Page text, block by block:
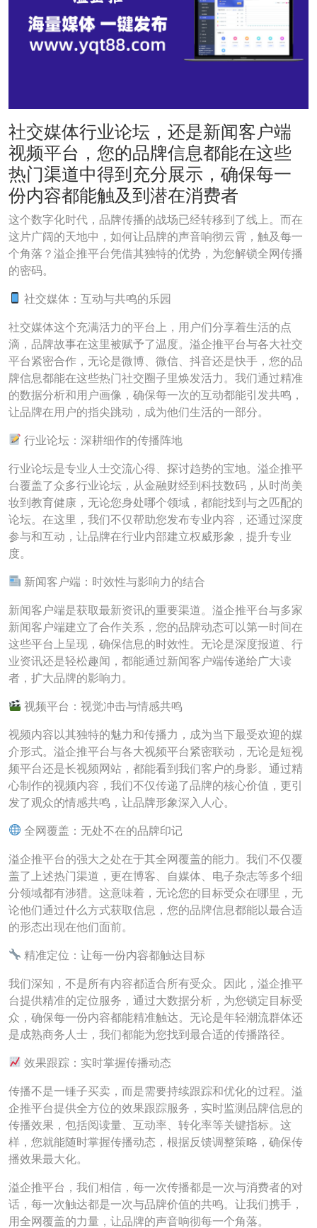
社交媒体行业论坛，还是新闻客户端
视频平台，您的品牌信息都能在这些
热门渠道中得到充分展示，确保每一
份内容都能触及到潜在消费者
这个数字化时代，品牌传播的战场已经转移到了线上。而在
这片广阔的天地中，如何让品牌的声音响彻云霄，触及每一
个角落？溢企推平台凭借其独特的优势，为您解锁全网传播
的密码。
社交媒体：互动与共鸣的乐园
社交媒体这个充满活力的平台上，用户们分享着生活的点
滴，品牌故事在这里被赋予了温度。溢企推平台与各大社交
平台紧密合作，无论是微博、微信、抖音还是快手，您的品
牌信息都能在这些热门社交圈子里焕发活力。我们通过精准
的数据分析和用户画像，确保每一次的互动都能引发共鸣，
让品牌在用户的指尖跳动，成为他们生活的一部分。
行业论坛：深耕细作的传播阵地
行业论坛是专业人士交流心得、探讨趋势的宝地。溢企推平
台覆盖了众多行业论坛，从金融财经到科技数码，从时尚美
妆到教育健康，无论您身处哪个领域，都能找到与之匹配的
论坛。在这里，我们不仅帮助您发布专业内容，还通过深度
参与和互动，让品牌在行业内部建立权威形象，提升专业
度。
新闻客户端：时效性与影响力的结合
新闻客户端是获取最新资讯的重要渠道。溢企推平台与多家
新闻客户端建立了合作关系，您的品牌动态可以第一时间在
这些平台上呈现，确保信息的时效性。无论是深度报道、行
业资讯还是轻松趣闻，都能通过新闻客户端传递给广大读
者，扩大品牌的影响力。
视频平台：视觉冲击与情感共鸣
视频内容以其独特的魅力和传播力，成为当下最受欢迎的媒
介形式。溢企推平台与各大视频平台紧密联动，无论是短视
频平台还是长视频网站，都能看到我们客户的身影。通过精
心制作的视频内容，我们不仅传递了品牌的核心价值，更引
发了观众的情感共鸣，让品牌形象深入人心。
全网覆盖：无处不在的品牌印记
溢企推平台的强大之处在于其全网覆盖的能力。我们不仅覆
盖了上述热门渠道，更在博客、自媒体、电子杂志等多个细
分领域都有涉猎。这意味着，无论您的目标受众在哪里，无
论他们通过什么方式获取信息，您的品牌信息都能以最合适
的形态出现在他们面前。
精准定位：让每一份内容都触达目标
我们深知，不是所有内容都适合所有受众。因此，溢企推平
台提供精准的定位服务，通过大数据分析，为您锁定目标受
众，确保每一份内容都能精准触达。无论是年轻潮流群体还
是成熟商务人士，我们都能为您找到最合适的传播路径。
效果跟踪：实时掌握传播动态
传播不是一锤子买卖，而是需要持续跟踪和优化的过程。溢
企推平台提供全方位的效果跟踪服务，实时监测品牌信息的
传播效果，包括阅读量、互动率、转化率等关键指标。这
样，您就能随时掌握传播动态，根据反馈调整策略，确保传
播效果最大化。
溢企推平台，我们相信，每一次传播都是一次与消费者的对
话，每一次触达都是一次与品牌价值的共鸣。让我们携手，
用全网覆盖的力量，让品牌的声音响彻每一个角落。